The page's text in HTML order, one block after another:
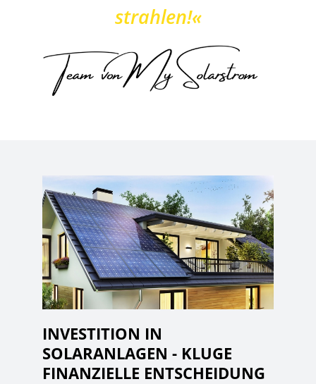
strahlen!«
INVESTITION IN
SOLARANLAGEN - KLUGE
FINANZIELLE ENTSCHEIDUNG